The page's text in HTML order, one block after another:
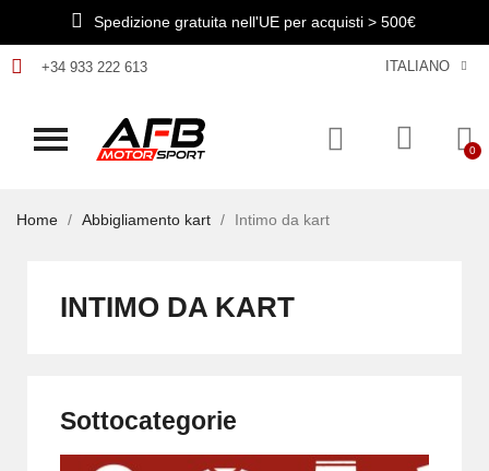
Spedizione gratuita nell'UE per acquisti > 500€
+34 933 222 613 ITALIANO
Home Abbigliamento kart Intimo da kart
INTIMO DA KART
Sottocategorie